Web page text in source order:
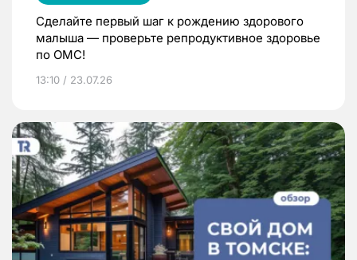
Сделайте первый шаг к рождению здорового
малыша — проверьте репродуктивное здоровье
по ОМС!
13:10 / 23.07.26